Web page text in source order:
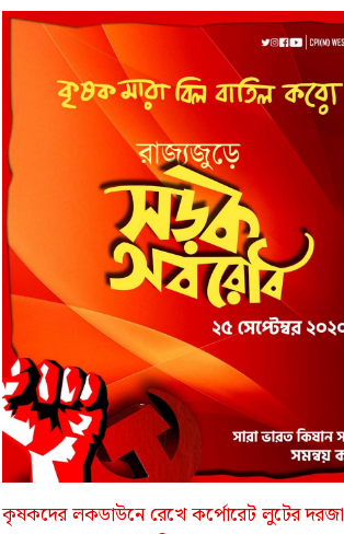
কৃষকদের লকডাউনে রেখে কর্পোরেট লুটের দরজা